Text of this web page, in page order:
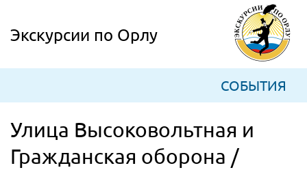
to
content
Экскурсии по Орлу
СОБЫТИЯ
Улица Высоковольтная и
Гражданская оборона /